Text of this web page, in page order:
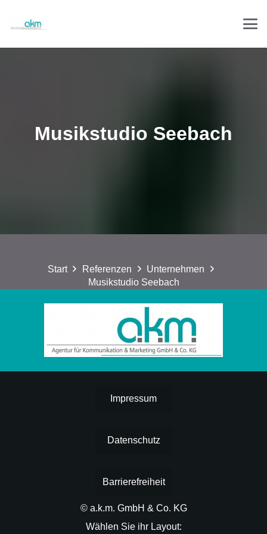
Musikstudio Seebach
Start Referenzen
Unternehmen
Musikstudio Seebach
Impressum
Datenschutz
Barrierefreiheit
© a.k.m. GmbH & Co. KG
Wählen Sie ihr Layout: